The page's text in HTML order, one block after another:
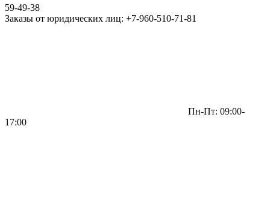
59-49-38
Заказы от юридических лиц: +7-960-510-71-81
Пн-Пт: 09:00-
17:00